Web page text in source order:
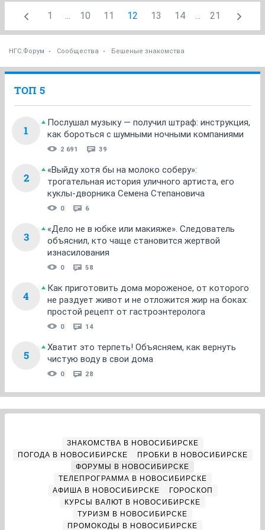
1 ... 10 11 12 13 14 ... 21
НГС.Форум Сообщества Бешеные знакомства
ТОП 5
1
Послушал музыку — получил штраф: инструкция,
как бороться с шумными ночными компаниями
2 691 39
2
«Выйду хотя бы на молоко соберу»:
трогательная история уличного артиста, его
куклы-дворника Семена Степановича
0 6
3
«Дело не в юбке или макияже». Следователь
объяснил, кто чаще становится жертвой
изнасилования
0 58
4
Как приготовить дома мороженое, от которого
не раздует живот и не отложится жир на боках:
простой рецепт от гастроэнтеролога
0 14
5
Хватит это терпеть! Объясняем, как вернуть
чистую воду в свои дома
0 28
ЗНАКОМСТВА В НОВОСИБИРСКЕ
ПОГОДА В НОВОСИБИРСКЕ
ПРОБКИ В НОВОСИБИРСКЕ
ФОРУМЫ В НОВОСИБИРСКЕ
ТЕЛЕПРОГРАММА В НОВОСИБИРСКЕ
АФИША В НОВОСИБИРСКЕ
ГОРОСКОП
КУРСЫ ВАЛЮТ В НОВОСИБИРСКЕ
ТУРИЗМ В НОВОСИБИРСКЕ
ПРОМОКОДЫ В НОВОСИБИРСКЕ